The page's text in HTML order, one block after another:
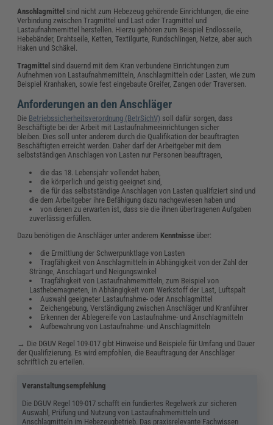
Anschlagmittel sind nicht zum Hebezeug gehörende Einrichtungen, die eine
Verbindung zwischen Tragmittel und Last oder Tragmittel und
Lastaufnahmemittel herstellen. Hierzu gehören zum Beispiel Endlosseile,
Hebebänder, Drahtseile, Ketten, Textilgurte, Rundschlingen, Netze, aber auch
Haken und Schäkel.
Tragmittel sind dauernd mit dem Kran verbundene Einrichtungen zum
Aufnehmen von Lastaufnahmemitteln, Anschlagmitteln oder Lasten, wie zum
Beispiel Kranhaken, sowie fest eingebaute Greifer, Zangen oder Traversen.
Anforderungen an den Anschläger
Die Betriebssicherheitsverordnung (BetrSichV) soll dafür sorgen, dass
Beschäftigte bei der Arbeit mit Lastaufnahmeeinrichtungen sicher
bleiben. Dies soll unter anderem durch die Qualifikation der beauftragten
Beschäftigten erreicht werden. Daher darf der Arbeitgeber mit dem
selbstständigen Anschlagen von Lasten nur Personen beauftragen,
die das 18. Lebensjahr vollendet haben,
die körperlich und geistig geeignet sind,
die für das selbstständige Anschlagen von Lasten qualifiziert sind und
die dem Arbeitgeber ihre Befähigung dazu nachgewiesen haben und
von denen zu erwarten ist, dass sie die ihnen übertragenen Aufgaben
zuverlässig erfüllen.
Dazu benötigen die Anschläger unter anderem Kenntnisse über:
die Ermittlung der Schwerpunktlage von Lasten
Tragfähigkeit von Anschlagmitteln in Abhängigkeit von der Zahl der
Stränge, Anschlagart und Neigungswinkel
Tragfähigkeit von Lastaufnahmemitteln, zum Beispiel von
Lasthebemagneten, in Abhängigkeit vom Werkstoff der Last, Luftspalt
Auswahl geeigneter Lastaufnahme- oder Anschlagmittel
Zeichengebung, Verständigung zwischen Anschläger und Kranführer
Erkennen der Ablegereife von Lastaufnahme- und Anschlagmitteln
Aufbewahrung von Lastaufnahme- und Anschlagmitteln
→ Die DGUV Regel 109-017 gibt Hinweise und Beispiele für Umfang und Dauer
der Qualifizierung. Es wird empfohlen, die Beauftragung der Anschläger
schriftlich zu erteilen.
Veranstaltungsempfehlung
Die DGUV Regel 109-017 schafft ein fundiertes Regelwerk zur sicheren
Auswahl, Prüfung und Nutzung von Lastaufnahmemitteln und
Anschlagmitteln im Hebezeugbetrieb. Das praxisrelevante Fachwissen